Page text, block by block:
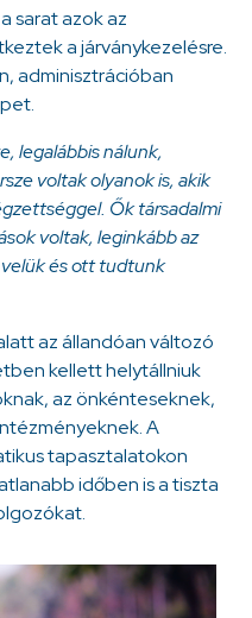
sarat azok az
a járványkezelésre.
adminisztrációban
legalábbis nálunk,
voltak olyanok is, akik
Ők társadalmi
voltak, leginkább az
és ott tudtunk
az állandóan változó
kellett helytállniuk
az önkénteseknek,
A
tapasztalatokon
időben is a tiszta